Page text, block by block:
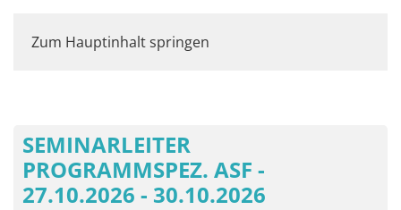
Zum Hauptinhalt springen
SEMINARLEITER
PROGRAMMSPEZ. ASF -
27.10.2026 - 30.10.2026